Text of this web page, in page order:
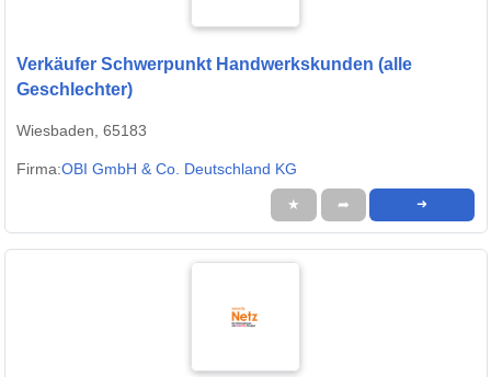
Verkäufer Schwerpunkt Handwerkskunden (alle
Geschlechter)
Wiesbaden, 65183
Firma:OBI GmbH & Co. Deutschland KG
★ ➦ ➜